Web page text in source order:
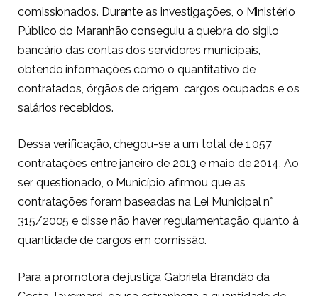
comissionados. Durante as investigações, o Ministério
Público do Maranhão conseguiu a quebra do sigilo
bancário das contas dos servidores municipais,
obtendo informações como o quantitativo de
contratados, órgãos de origem, cargos ocupados e os
salários recebidos.
Dessa verificação, chegou-se a um total de 1.057
contratações entre janeiro de 2013 e maio de 2014. Ao
ser questionado, o Município afirmou que as
contratações foram baseadas na Lei Municipal n°
315/2005 e disse não haver regulamentação quanto à
quantidade de cargos em comissão.
Para a promotora de justiça Gabriela Brandão da